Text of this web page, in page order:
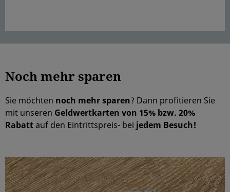
Noch mehr sparen
Sie möchten noch mehr sparen? Dann profitieren Sie
mit unseren Geldwertkarten von 15% bzw. 20%
Rabattauf den Eintrittspreis- bei jedem Besuch!